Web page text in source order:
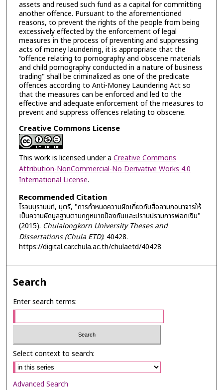
assets and reused such fund as a capital for committing
another offence. Pursuant to the aforementioned
reasons, to prevent the rights of the people from being
excessively effected by the enforcement of legal
measures in the process of preventing and suppressing
acts of money laundering, it is appropriate that the
“offence relating to pornography and obscene materials
and child pornography conducted in a nature of business
trading" shall be criminalized as one of the predicate
offences according to Anti-Money Laundering Act so
that the measures can be enforced and led to the
effective and adequate enforcement of the measures to
prevent and suppress offences relating to obscene.
Creative Commons License
This work is licensed under a Creative Commons
Attribution-NonCommercial-No Derivative Works 4.0
International License.
Recommended Citation
โรจนบุรานนท์, บุตรี, "การกำหนดความผิดเกี่ยวกับสื่อลามกอนาจารให้
เป็นความผิดมูลฐานตามกฎหมายป้องกันและปราบปรามการฟอกเงิน"
(2015). Chulalongkorn University Theses and
Dissertations (Chula ETD). 40428.
https://digital.car.chula.ac.th/chulaetd/40428
Search
Enter search terms:
Select context to search:
Advanced Search